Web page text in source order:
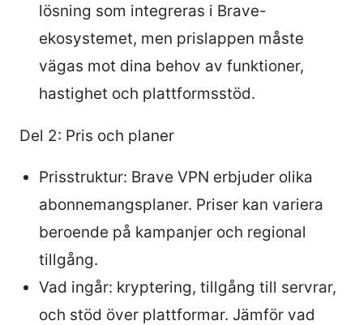
lösning som integreras i Brave-
ekosystemet, men prislappen måste
vägas mot dina behov av funktioner,
hastighet och plattformsstöd.
Del 2: Pris och planer
Prisstruktur: Brave VPN erbjuder olika
abonnemangsplaner. Priser kan variera
beroende på kampanjer och regional
tillgång.
Vad ingår: kryptering, tillgång till servrar,
och stöd över plattformar. Jämför vad